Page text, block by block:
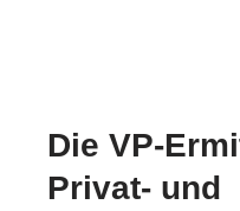
Die VP-
Privat- und